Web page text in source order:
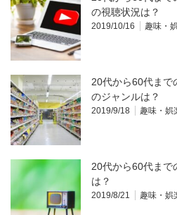
の視聴状況は？
2019/10/16 趣味・
20代から60代まで
のジャンルは？
2019/9/18 趣味・娯
20代から60代まで
は？
2019/8/21 趣味・娯